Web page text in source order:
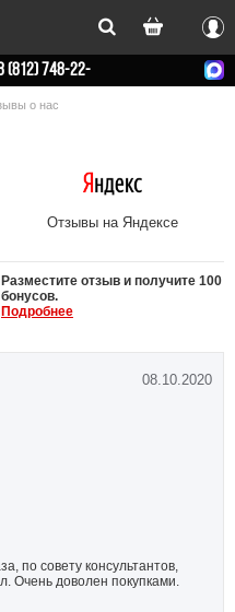
Вход
(812) 748-22-
о нас
Отзывы на Яндексе
Разместите отзыв и получите 100
бонусов.
Подробнее
08.10.2020
по совету консультантов,
Очень доволен покупками.